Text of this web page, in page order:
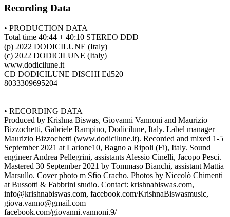
Recording Data
• PRODUCTION DATA
Total time 40:44 + 40:10 STEREO DDD
(p) 2022 DODICILUNE (Italy)
(c) 2022 DODICILUNE (Italy)
www.dodicilune.it
CD DODICILUNE DISCHI Ed520
8033309695204
• RECORDING DATA
Produced by Krishna Biswas, Giovanni Vannoni and Maurizio
Bizzochetti, Gabriele Rampino, Dodicilune, Italy. Label manager
Maurizio Bizzochetti (www.dodicilune.it). Recorded and mixed 1-5
September 2021 at Larione10, Bagno a Ripoli (Fi), Italy. Sound
engineer Andrea Pellegrini, assistants Alessio Cinelli, Jacopo Pesci.
Mastered 30 September 2021 by Tommaso Bianchi, assistant Mattia
Marsullo. Cover photo m Sfio Cracho. Photos by Niccolò Chimenti
at Bussotti & Fabbrini studio. Contact: krishnabiswas.com,
info@krishnabiswas.com, facebook.com/KrishnaBiswasmusic,
giova.vanno@gmail.com
facebook.com/giovanni.vannoni.9/